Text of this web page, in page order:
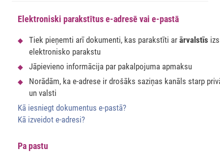
Elektroniski parakstītus e-adresē vai e-pastā
Tiek pieņemti arī dokumenti, kas parakstīti ar ārvalstīs
elektronisko parakstu
Jāpievieno informācija par pakalpojuma apmaksu
Norādām, ka e-adrese ir drošāks saziņas kanāls starp
un valsti
Kā iesniegt dokumentus e-pastā?
Kā izveidot e-adresi?
Pa pastu